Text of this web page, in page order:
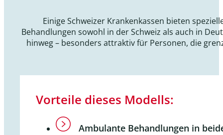
Einige Schweizer Krankenkassen bieten
Behandlungen sowohl in der Schweiz als auch in
hinweg – besonders attraktiv für Personen, die
Vorteile dieses Modells:
Ambulante Behandlungen in